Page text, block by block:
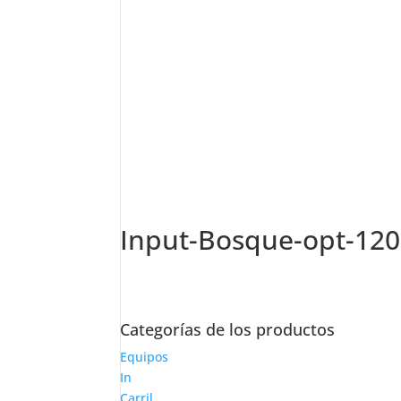
Input-Bosque-opt-
Categorías de los productos
Equipos
In